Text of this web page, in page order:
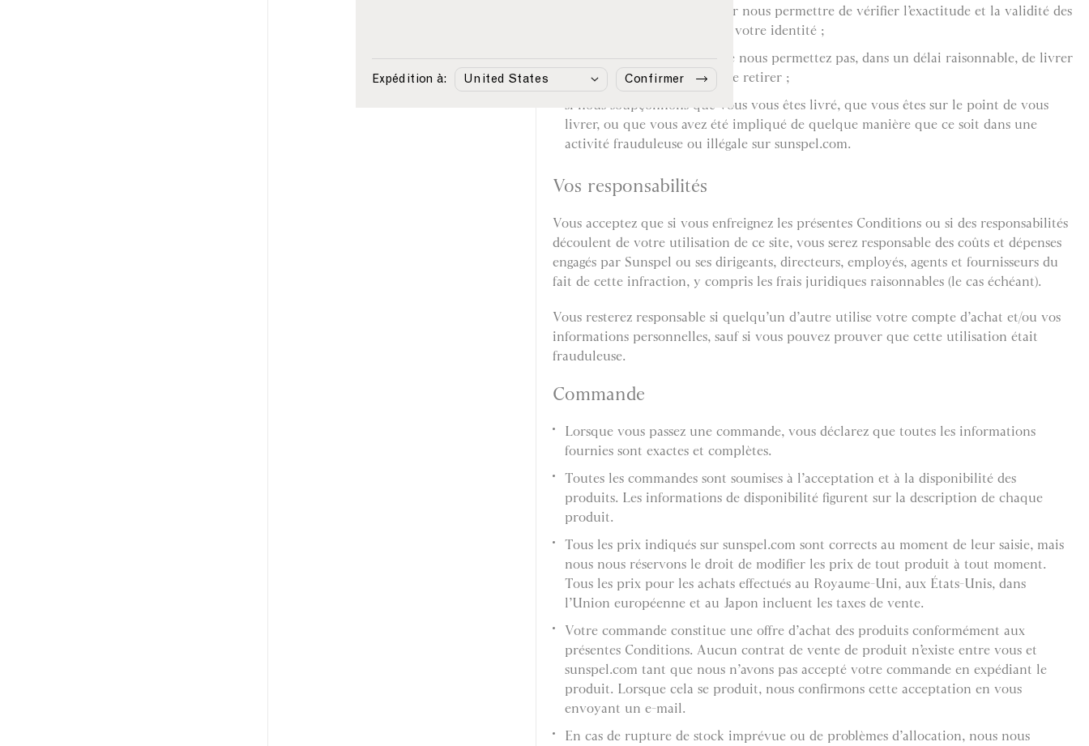
informations suffisantes pour nous permettre de vérifier l’exactitude et la validité des
informations fournies ou de votre identité ;
si, à notre demande, vous ne nous permettez pas, dans un délai raisonnable, de livrer
le produit ou ne venez pas le retirer ;
si nous soupçonnons que vous vous êtes livré, que vous êtes sur le point de vous
livrer, ou que vous avez été impliqué de quelque manière que ce soit dans une
activité frauduleuse ou illégale sur sunspel.com.
Vos responsabilités
Vous acceptez que si vous enfreignez les présentes Conditions ou si des responsabilités
découlent de votre utilisation de ce site, vous serez responsable des coûts et dépenses
engagés par Sunspel ou ses dirigeants, directeurs, employés, agents et fournisseurs du
fait de cette infraction, y compris les frais juridiques raisonnables (le cas échéant).
Vous resterez responsable si quelqu’un d’autre utilise votre compte d’achat et/ou vos
informations personnelles, sauf si vous pouvez prouver que cette utilisation était
frauduleuse.
Commande
Lorsque vous passez une commande, vous déclarez que toutes les informations
fournies sont exactes et complètes.
Toutes les commandes sont soumises à l’acceptation et à la disponibilité des
produits. Les informations de disponibilité figurent sur la description de chaque
produit.
Tous les prix indiqués sur sunspel.com sont corrects au moment de leur saisie, mais
nous nous réservons le droit de modifier les prix de tout produit à tout moment.
Tous les prix pour les achats effectués au Royaume-Uni, aux États-Unis, dans
l’Union européenne et au Japon incluent les taxes de vente.
Votre commande constitue une offre d’achat des produits conformément aux
présentes Conditions. Aucun contrat de vente de produit n’existe entre vous et
sunspel.com tant que nous n’avons pas accepté votre commande en expédiant le
produit. Lorsque cela se produit, nous confirmons cette acceptation en vous
envoyant un e-mail.
En cas de rupture de stock imprévue ou de problèmes d’allocation, nous nous
Expédition à: Confirmer